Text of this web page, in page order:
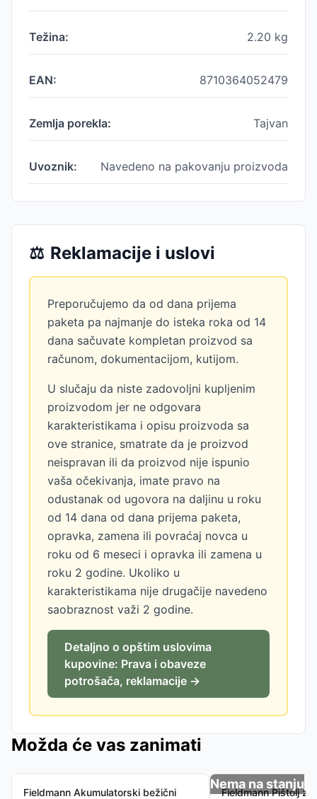
Težina: 2.20 kg
EAN: 8710364052479
Zemlja porekla: Tajvan
Uvoznik: Navedeno na pakovanju proizvoda
⚖️ Reklamacije i uslovi
Preporučujemo da od dana prijema
paketa pa najmanje do isteka roka od 14
dana sačuvate kompletan proizvod sa
računom, dokumentacijom, kutijom.
U slučaju da niste zadovoljni kupljenim
proizvodom jer ne odgovara
karakteristikama i opisu proizvoda sa
ove stranice, smatrate da je proizvod
neispravan ili da proizvod nije ispunio
vaša očekivanja, imate pravo na
odustanak od ugovora na daljinu u roku
od 14 dana od dana prijema paketa,
opravka, zamena ili povraćaj novca u
roku od 6 meseci i opravka ili zamena u
roku 2 godine. Ukoliko u
karakteristikama nije drugačije navedeno
saobraznost važi 2 godine.
Detaljno o opštim uslovima
kupovine: Prava i obaveze
potrošača, reklamacije →
Možda će vas zanimati
Fieldmann Akumulatorski bežični
Nema na stanju
Fieldmann Pištolj za